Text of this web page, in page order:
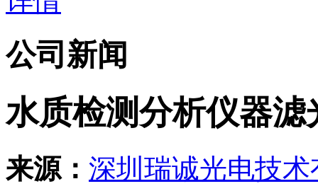
公司新闻
水质检测分析仪器滤
来源： 深圳瑞诚光电技